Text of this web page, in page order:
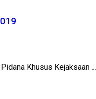
Khusus Kejaksaan ...